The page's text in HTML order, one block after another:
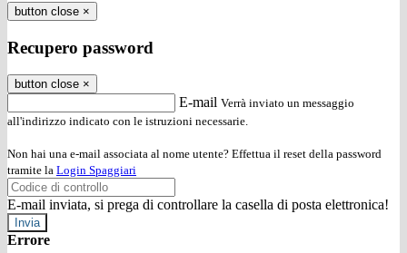
button close ×
Recupero password
button close ×
E-mail Verrà inviato un messaggio
all'indirizzo indicato con le istruzioni necessarie.
Non hai una e-mail associata al nome utente? Effettua il reset della password
tramite la Login Spaggiari
E-mail inviata, si prega di controllare la casella di posta elettronica!
Errore